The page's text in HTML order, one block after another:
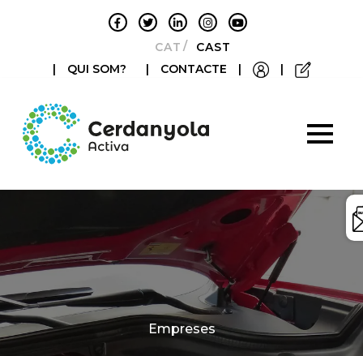
CATALÀCASTELLANO
|
QUI SOM? | CONTACTE | |
Categories
Empreses